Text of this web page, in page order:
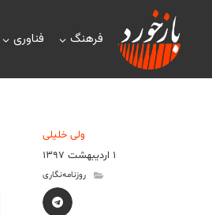
فرهنگ فناوری
ولی خلیلی
۱ اردیبهشت ۱۳۹۷
روزنامه‌نگاری